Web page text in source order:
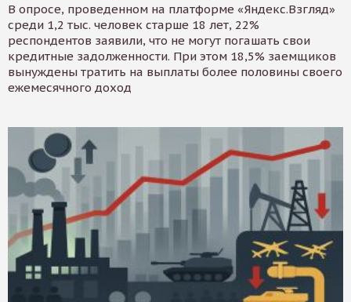
В опросе, проведенном на платформе «Яндекс.Взгляд»
среди 1,2 тыс. человек старше 18 лет, 22%
респондентов заявили, что не могут погашать свои
кредитные задолженности. При этом 18,5% заемщиков
вынуждены тратить на выплаты более половины своего
ежемесячного доход